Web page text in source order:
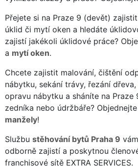
Přejete si na Praze 9 (devět)
úklid či mytí oken a hledáte
zajistí jakékoli úklidové práce?
a mytí oken.
Chcete zajistit malování, čištění
nábytku, sekání trávy, řezání
opravu nábytku a sháníte na Praze
zedníka nebo údržbáře?
manžely!
Službu stěhování bytů Praha 9
odborně zajistí a poskytnou
franchisové sítě EXTRA SERVICES.